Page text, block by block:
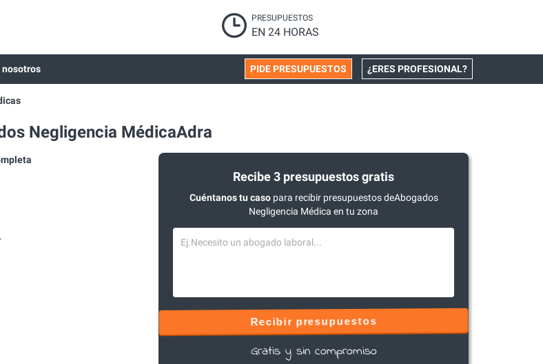
PRESUPUESTOS
EN 24 HORAS
nosotros ¿ERES PROFESIONAL?
PIDE PRESUPUESTOS
Negligencia MédicaAdra
Recibe 3 presupuestos gratis
Cuéntanos tu casopara recibir presupuestos deAbogados
Negligencia Médica en tu zona
Recibir presupuestos
Gratis y sin compromiso